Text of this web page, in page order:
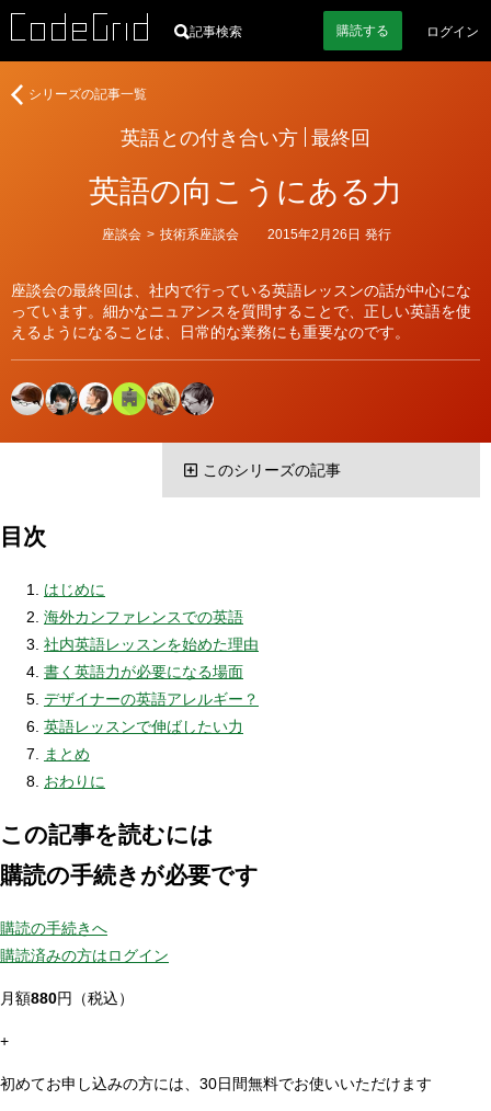
記事検索 購読する ログイン
英語との付き合い方 最終回
英語の向こうにある力
座談会の最終回は、社内で行っている英語レッスンの話が中心にな
っています。細かなニュアンスを質問することで、正しい英語を使
えるようになることは、日常的な業務にも重要なのです。
カ
ー
座談会 > 技術系座談会 2015年2月26日 発行
英
シリーズの記事一覧
このシリーズの記事
目次
はじめに
海外カンファレンスでの英語
社内英語レッスンを始めた理由
書く英語力が必要になる場面
デザイナーの英語アレルギー？
英語レッスンで伸ばしたい力
まとめ
おわりに
この記事を読むには
購読の手続きが必要です
購読の手続きへ
購読済みの方はログイン
月額880円（税込）
+
初めてお申し込みの方には、30日間無料でお使いいただけます